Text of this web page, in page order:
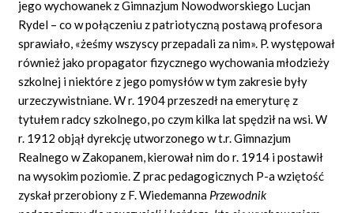
jego wychowanek z Gimnazjum Nowodworskiego Lucjan
Rydel – co w połączeniu z patriotyczną postawą profesora
sprawiało, «żeśmy wszyscy przepadali za nim». P. występował
również jako propagator fizycznego wychowania młodzieży
szkolnej i niektóre z jego pomysłów w tym zakresie były
urzeczywistniane. W r. 1904 przeszedł na emeryturę z
tytułem radcy szkolnego, po czym kilka lat spędził na wsi. W
r. 1912 objął dyrekcję utworzonego w t.r. Gimnazjum
Realnego w Zakopanem, kierował nim do r. 1914 i postawił
na wysokim poziomie. Z prac pedagogicznych P-a wziętość
zyskał przerobiony z F. Wiedemanna Przewodnik